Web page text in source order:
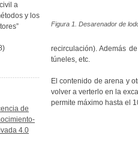
Figura 1. Desarenador de
recirculación). Además
túneles, etc.
El contenido de arena y
volver a verterlo en la
permite máximo hasta el
a
y los
de
4.0